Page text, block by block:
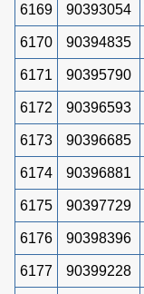
6169 90393054
6170 90394835
6171 90395790
6172 90396593
6173 90396685
6174 90396881
6175 90397729
6176 90398396
6177 90399228